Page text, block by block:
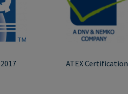
ATEX Certification